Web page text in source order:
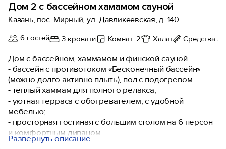
Дом 2 с бассейном хамамом сауной
Казань, пос. Мирный, ул. Давликеевская, д. 140
6 гостей 3 кровати Комнат: 2 Халат Средства
Дом с бассейном, хаммамом и финской сауной.
- бассейн с противотоком «Бесконечный бассейн»
(можно долго активно плыть), пол с подогревом
- теплый хаммам для полного релакса;
- уютная терраса с обогревателем, с удобной
мебелью;
- просторная гостиная с большим столом на 6 персон
и комфортным диваном
- оборудованная кухня (плита, холодильник, СВЧ,
Развернуть описание